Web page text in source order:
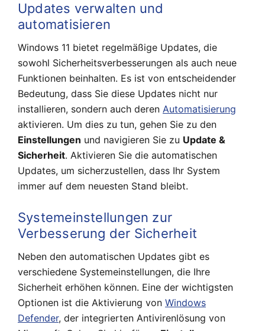
Updates verwalten und
automatisieren
Windows 11 bietet regelmäßige Updates, die
sowohl Sicherheitsverbesserungen als auch neue
Funktionen beinhalten. Es ist von entscheidender
Bedeutung, dass Sie diese Updates nicht nur
installieren, sondern auch deren Automatisierung
aktivieren. Um dies zu tun, gehen Sie zu den
Einstellungen und navigieren Sie zu Update &
Sicherheit. Aktivieren Sie die automatischen
Updates, um sicherzustellen, dass Ihr System
immer auf dem neuesten Stand bleibt.
Systemeinstellungen zur
Verbesserung der Sicherheit
Neben den automatischen Updates gibt es
verschiedene Systemeinstellungen, die Ihre
Sicherheit erhöhen können. Eine der wichtigsten
Optionen ist die Aktivierung von Windows
Defender, der integrierten Antivirenlösung von